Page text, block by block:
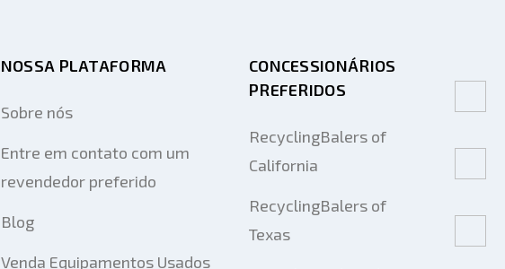
NOSSA PLATAFORMA
Sobre nós
Entre em contato com um
revendedor preferido
Blog
Venda Equipamentos Usados
CONCESSIONÁRIOS
PREFERIDOS
RecyclingBalers of
California
RecyclingBalers of
Texas